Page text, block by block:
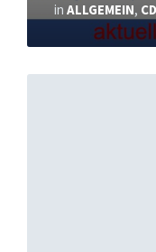
in ALLGEMEIN,
Mehr